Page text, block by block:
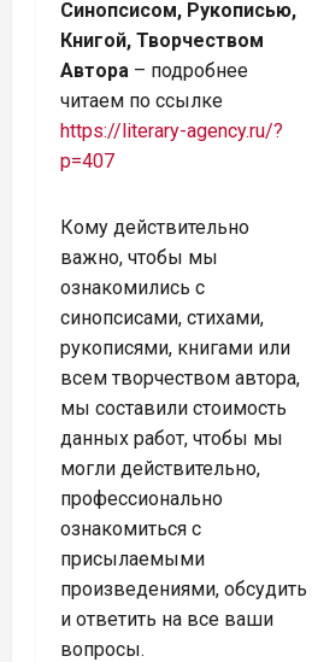
Синопсисом, Рукописью,
Книгой, Творчеством
Автора – подробнее
читаем по ссылке
https://literary-agency.ru/?
p=407
Кому действительно
важно, чтобы мы
ознакомились с
синопсисами, стихами,
рукописями, книгами или
всем творчеством автора,
мы составили стоимость
данных работ, чтобы мы
могли действительно,
профессионально
ознакомиться с
присылаемыми
произведениями, обсудить
и ответить на все ваши
вопросы.